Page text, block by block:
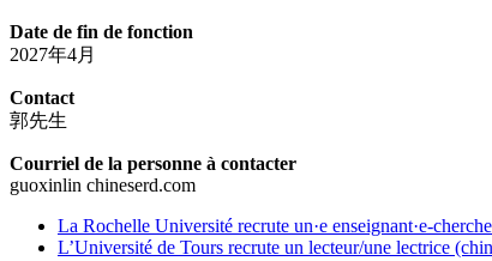
Date de fin de fonction
2027年4月
Contact
郭先生
Courriel de la personne à contacter
guoxinlin chineserd.com
La Rochelle Université recrute un·e enseignant·e-
L’Université de Tours recrute un lecteur/une lectrice